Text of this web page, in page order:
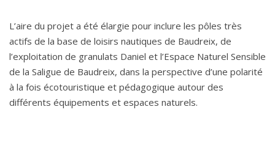
L’aire du projet a été élargie pour inclure les pôles très
actifs de la base de loisirs nautiques de Baudreix, de
l’exploitation de granulats Daniel et l’Espace Naturel Sensible
de la Saligue de Baudreix, dans la perspective d’une polarité
à la fois écotouristique et pédagogique autour des
différents équipements et espaces naturels.